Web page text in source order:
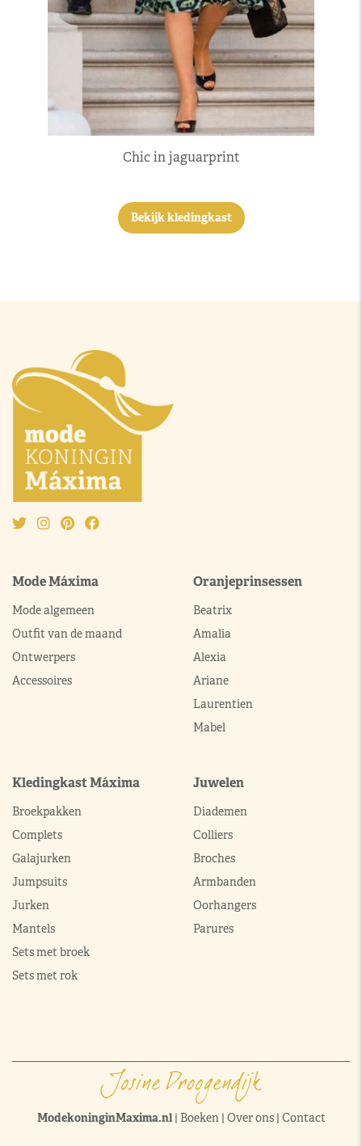
Chic in jaguarprint
Bekijk kledingkast
Mode Máxima
Mode algemeen
Outfit van de maand
Ontwerpers
Accessoires
Oranjeprinsessen
Beatrix
Amalia
Alexia
Ariane
Laurentien
Mabel
Kledingkast Máxima
Broekpakken
Complets
Galajurken
Jumpsuits
Jurken
Mantels
Sets met broek
Sets met rok
Juwelen
Diademen
Colliers
Broches
Armbanden
Oorhangers
Parures
ModekoninginMaxima.nl| Boeken| Over ons| Contact